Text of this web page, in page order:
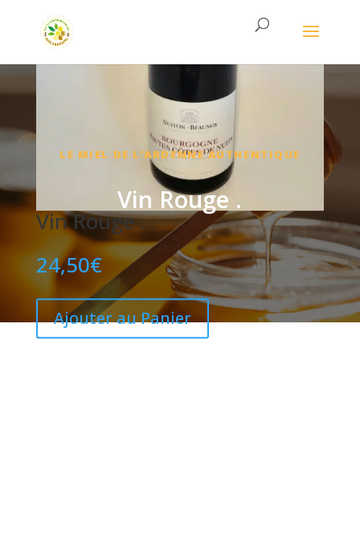
LE MIEL DE L’ARDENNE AUTHENTIQUE
Vin Rouge .
Vin Rouge .
24,50€
Ajouter au Panier